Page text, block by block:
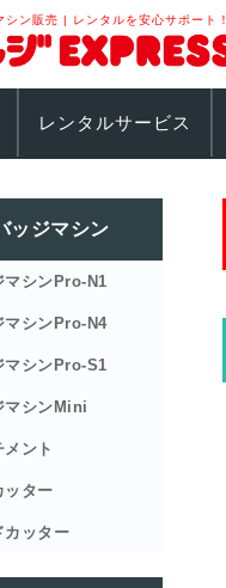
ン販売 | レンタルを安心サポート！
レンタルサービス
ッジマシン
マシンPro-N1
マシンPro-N4
マシンPro-S1
マシンMini
メント
ッター
カッター